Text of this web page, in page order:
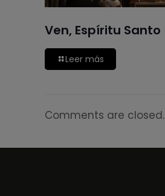
Ven, Espíritu Santo
Leer más
Comments are closed.